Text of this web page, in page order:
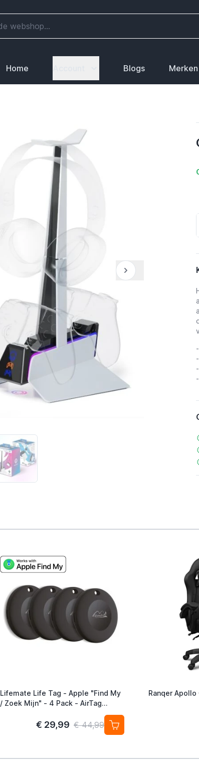
Home Blogs Merken
Lifemate Life Tag - Apple "Find My
/ Zoek Mijn" - 4 Pack - AirTag
€ 29,99 € 44,99
Ranqer